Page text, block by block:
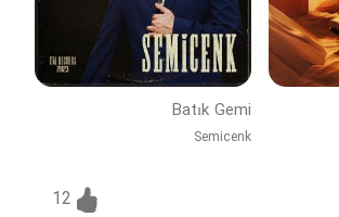
Batık Gemi
Semicenk
12